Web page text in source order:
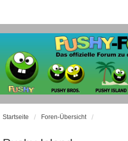
Startseite Foren-Übersicht